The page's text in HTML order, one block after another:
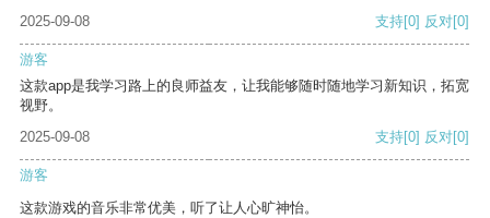
2025-09-08
支持[0] 反对[0]
游客
这款app是我学习路上的良师益友，让我能够随时随地学习新知识，拓宽
视野。
2025-09-08
支持[0] 反对[0]
游客
这款游戏的音乐非常优美，听了让人心旷神怡。